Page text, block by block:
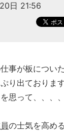
日 21:56
事が板につい
り出ております
思って、、、
の士気を高め
てください